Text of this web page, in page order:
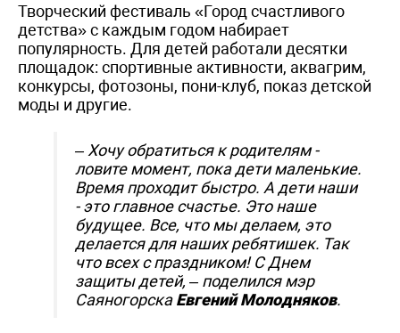
Творческий фестиваль «Город счастливого
детства» с каждым годом набирает
популярность. Для детей работали десятки
площадок: спортивные активности, аквагрим,
конкурсы, фотозоны, пони-клуб, показ детской
моды и другие.
– Хочу обратиться к родителям -
ловите момент, пока дети маленькие.
Время проходит быстро. А дети наши
- это главное счастье. Это наше
будущее. Все, что мы делаем, это
делается для наших ребятишек. Так
что всех с праздником! С Днем
защиты детей, – поделился мэр
СаяногорскаЕвгений Молодняков.